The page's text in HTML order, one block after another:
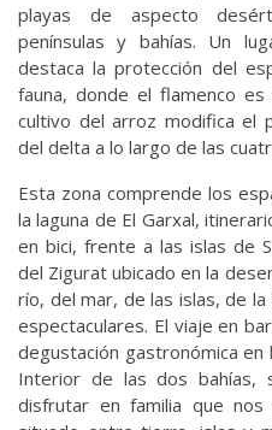
playas de aspecto
penínsulas y bahías. Un
destaca la protección del
fauna, donde el flamenco
cultivo del arroz modifica el
del delta a lo largo de las
Esta zona comprende los
la laguna de El Garxal,
en bici, frente a las islas de
del Zigurat ubicado en la
río, del mar, de las islas, de
espectaculares. El viaje en
degustación gastronómica en
Interior de las dos bahías,
disfrutar en familia que